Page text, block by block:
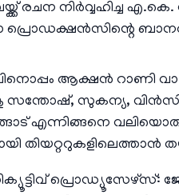
രചന നിർവ്വഹിച്ച
ആക്ഷൻ റാണി
സുകന്യ, വിൻസി
എന്നിങ്ങനെ വലിയൊരു
തിയറ്ററുകളിലെത്താൻ
പ്രൊഡ്യൂസേഴ്സ്: